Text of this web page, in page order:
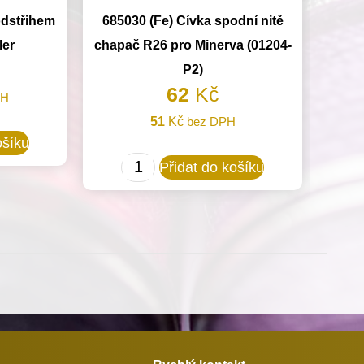
685030 (Fe) Cívka spodní nitě
chapač R26 pro Minerva (01204-
P2)
62 Kč
51 Kčbez DPH
685030
(Fe)
R26
Přidat do košíku